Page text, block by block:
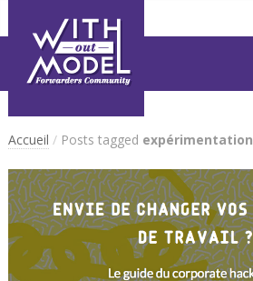
Accueil / Posts tagged expérimentation